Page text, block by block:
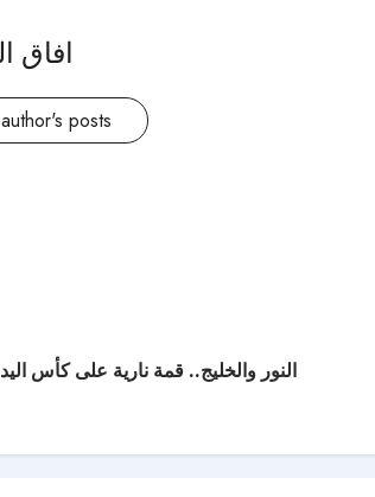
افاق
posts
النور والخليج.. قمة نارية على كأس